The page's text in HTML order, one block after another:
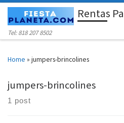
Skip to content Rentas
Tel: 818 207 8502
Home » jumpers-brincolines
jumpers-brincolines
1 post